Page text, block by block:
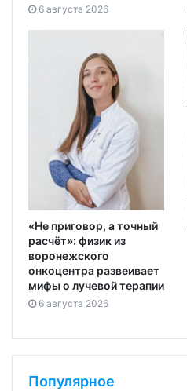
6 августа 2026
«Не приговор, а точный
расчёт»: физик из
воронежского
онкоцентра развеивает
мифы о лучевой терапии
6 августа 2026
Популярное